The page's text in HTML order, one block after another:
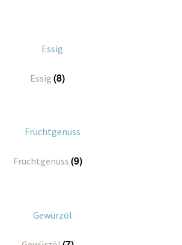
Essig (8)
Fruchtgenuss (9)